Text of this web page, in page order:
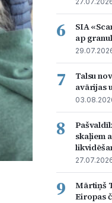
6
SIA
ap
7
Talsu
avārijas
8
skaļiem
9
Mārtiņš
Eiropas